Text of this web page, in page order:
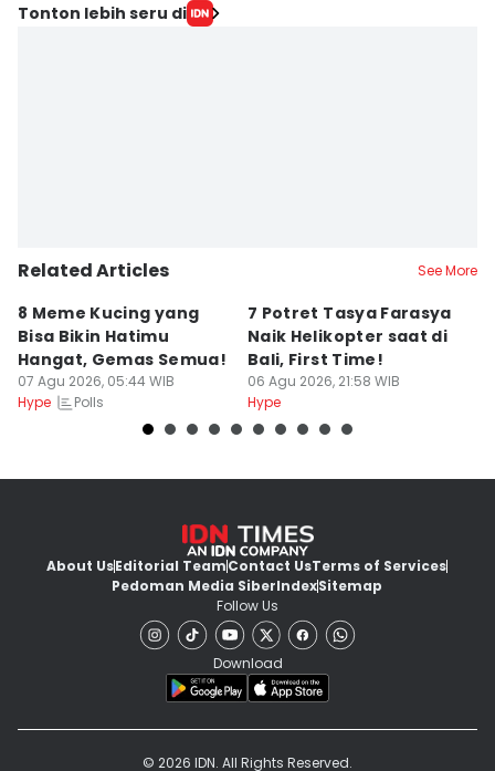
Tonton lebih seru di
Related Articles See More
8 Meme Kucing yang
Bisa Bikin Hatimu
Hangat, Gemas Semua!
07 Agu 2026, 05:44 WIB
Hype
Polls
7 Potret Tasya Farasya
Naik Helikopter saat di
Bali, First Time!
06 Agu 2026, 21:58 WIB
Hype
About UsEditorial TeamContact UsTerms of Services
Pedoman Media SiberIndexSitemap
Follow Us
Download
© 2026 IDN. All Rights Reserved.